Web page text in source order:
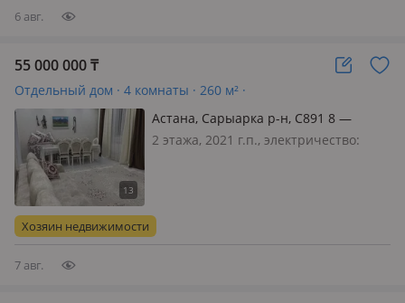
6 авг.
55 000 000₸
Отдельный дом · 4 комнаты · 260 м² ·
Астана, Сарыарка р-н, С891 8 —
Конечная 8 автобуса
2 этажа, 2021 г.п., электричество:
м² в современном коттеджном
городке Район Коктал Идеальное
Хозяин недвижимости
7 авг.